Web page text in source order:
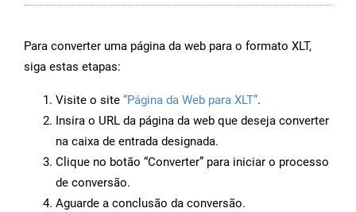
Para converter uma página da web para o formato XLT,
siga estas etapas:
Visite o site “Página da Web para XLT”.
Insira o URL da página da web que deseja converter
na caixa de entrada designada.
Clique no botão “Converter” para iniciar o processo
de conversão.
Aguarde a conclusão da conversão.